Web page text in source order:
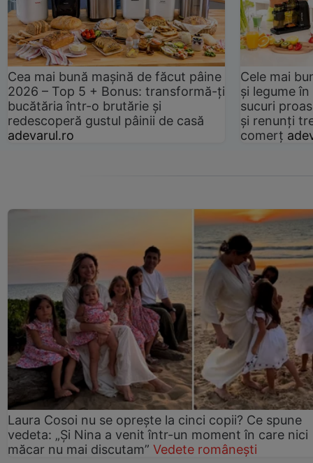
Cea mai bună mașină de făcut pâine
2026 – Top 5 + Bonus: transformă-ți
bucătăria într-o brutărie și
redescoperă gustul pâinii de casă
adevarul.ro
Cele mai
și legume
sucuri
și renunți
comerț
Laura Cosoi nu se oprește la cinci copii? Ce spune
vedeta: „Și Nina a venit într-un moment în care nici
măcar nu mai discutam” Vedete românești